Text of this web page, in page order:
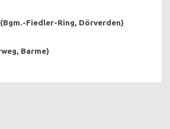
Fiedler-Ring, Dörverden)
Barme)